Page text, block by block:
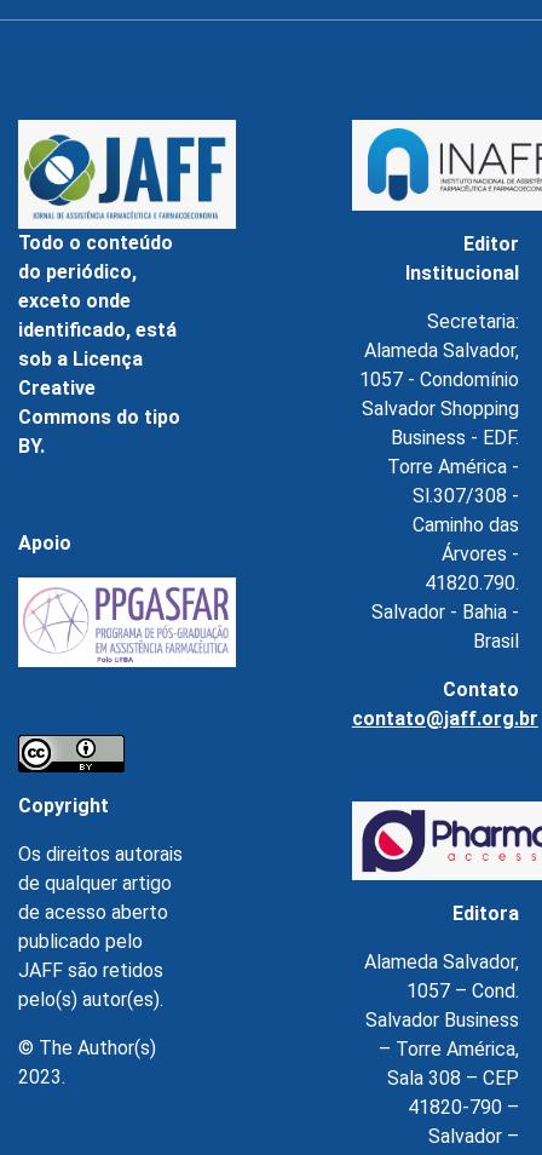
Todo o conteúdo
do periódico,
exceto onde
identificado, está
sob a Licença
Creative
Commons do tipo
BY.
Apoio
Copyright
Os direitos autorais
de qualquer artigo
de acesso aberto
publicado pelo
JAFF são retidos
pelo(s) autor(es).
© The Author(s)
2023.
Editor
Institucional
Secretaria:
Alameda Salvador,
1057 - Condomínio
Salvador Shopping
Business - EDF.
Torre América -
Sl.307/308 -
Caminho das
Árvores -
41820.790.
Salvador - Bahia -
Brasil
Contato
contato@jaff.org.br
Editora
Alameda Salvador,
1057 – Cond.
Salvador Business
– Torre América,
Sala 308 – CEP
41820-790 –
Salvador –